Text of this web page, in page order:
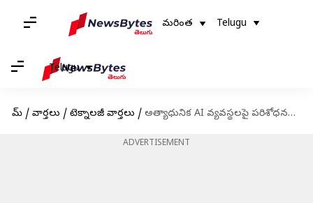
మరింత Telugu
Telugu
హోమ్ / వార్తలు / టెక్నాలజీ వార్తలు / అత్యాధునిక AI వ్యవస్థలపై పరిశోధనలు ఆపేయండి: మస్క్‌తో పాటు 1000మంది ఐటీ నిపుణుల లేఖ
ADVERTISEMENT